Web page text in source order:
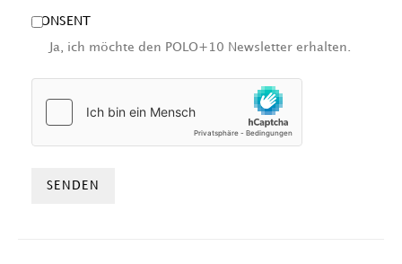
CONSENT
Ja, ich möchte den POLO+10 Newsletter erhalten.